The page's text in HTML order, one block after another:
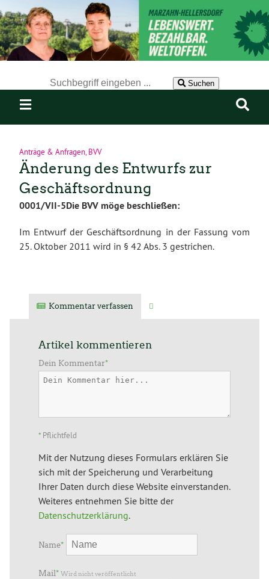
Suchen
Anträge & Anfragen,BVV
Änderung des Entwurfs zur
Geschäftsordnung
0001/VII-5Die BVV möge beschließen:
Im Entwurf der Geschäftsordnung in der Fassung vom
25. Oktober 2011 wird in § 42 Abs. 3 gestrichen.
Kommentar verfassen
Artikel kommentieren
Dein Kommentar*
* Pflichtfeld
Mit der Nutzung dieses Formulars erklären Sie
sich mit der Speicherung und Verarbeitung
Ihrer Daten durch diese Website einverstanden.
Weiteres entnehmen Sie bitte der
Datenschutzerklärung.
Name*
Mail* Wird nicht veröffentlicht